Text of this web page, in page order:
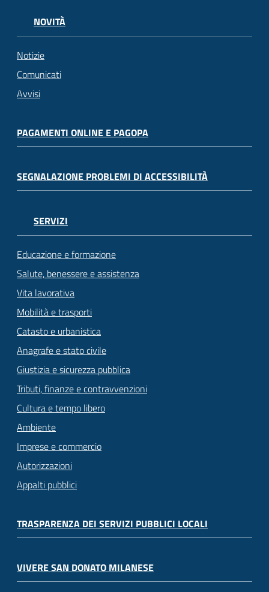
NOVITÀ
Notizie
Comunicati
Avvisi
PAGAMENTI ONLINE E PAGOPA
SEGNALAZIONE PROBLEMI DI ACCESSIBILITÀ
SERVIZI
Educazione e formazione
Salute, benessere e assistenza
Vita lavorativa
Mobilità e trasporti
Catasto e urbanistica
Anagrafe e stato civile
Giustizia e sicurezza pubblica
Tributi, finanze e contravvenzioni
Cultura e tempo libero
Ambiente
Imprese e commercio
Autorizzazioni
Appalti pubblici
TRASPARENZA DEI SERVIZI PUBBLICI LOCALI
VIVERE SAN DONATO MILANESE